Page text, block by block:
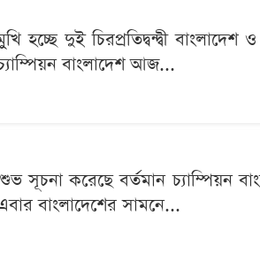
দুই চিরপ্রতিদ্বন্দ্বী বাংলাদেশ
বাংলাদেশ আজ...
করেছে বর্তমান চ্যাম্পিয়ন
বাংলাদেশের সামনে...